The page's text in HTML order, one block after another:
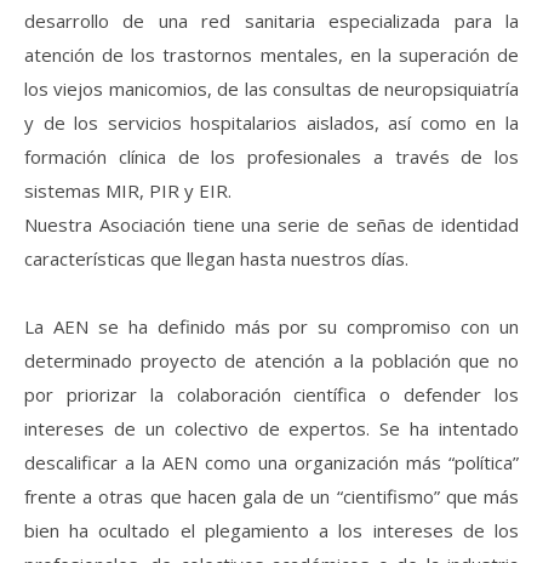
desarrollo de una red sanitaria especializada para la
atención de los trastornos mentales, en la superación de
los viejos manicomios, de las consultas de neuropsiquiatría
y de los servicios hospitalarios aislados, así como en la
formación clínica de los profesionales a través de los
sistemas MIR, PIR y EIR.
Nuestra Asociación tiene una serie de señas de identidad
características que llegan hasta nuestros días.
La AEN se ha definido más por su compromiso con un
determinado proyecto de atención a la población que no
por priorizar la colaboración científica o defender los
intereses de un colectivo de expertos. Se ha intentado
descalificar a la AEN como una organización más “política”
frente a otras que hacen gala de un “cientifismo” que más
bien ha ocultado el plegamiento a los intereses de los